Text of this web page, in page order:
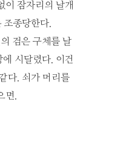
이 잠자리의 날개
종당한다.
검은 구체를 날
시달렸다. 이건
다. 쇠가 머리를
면.